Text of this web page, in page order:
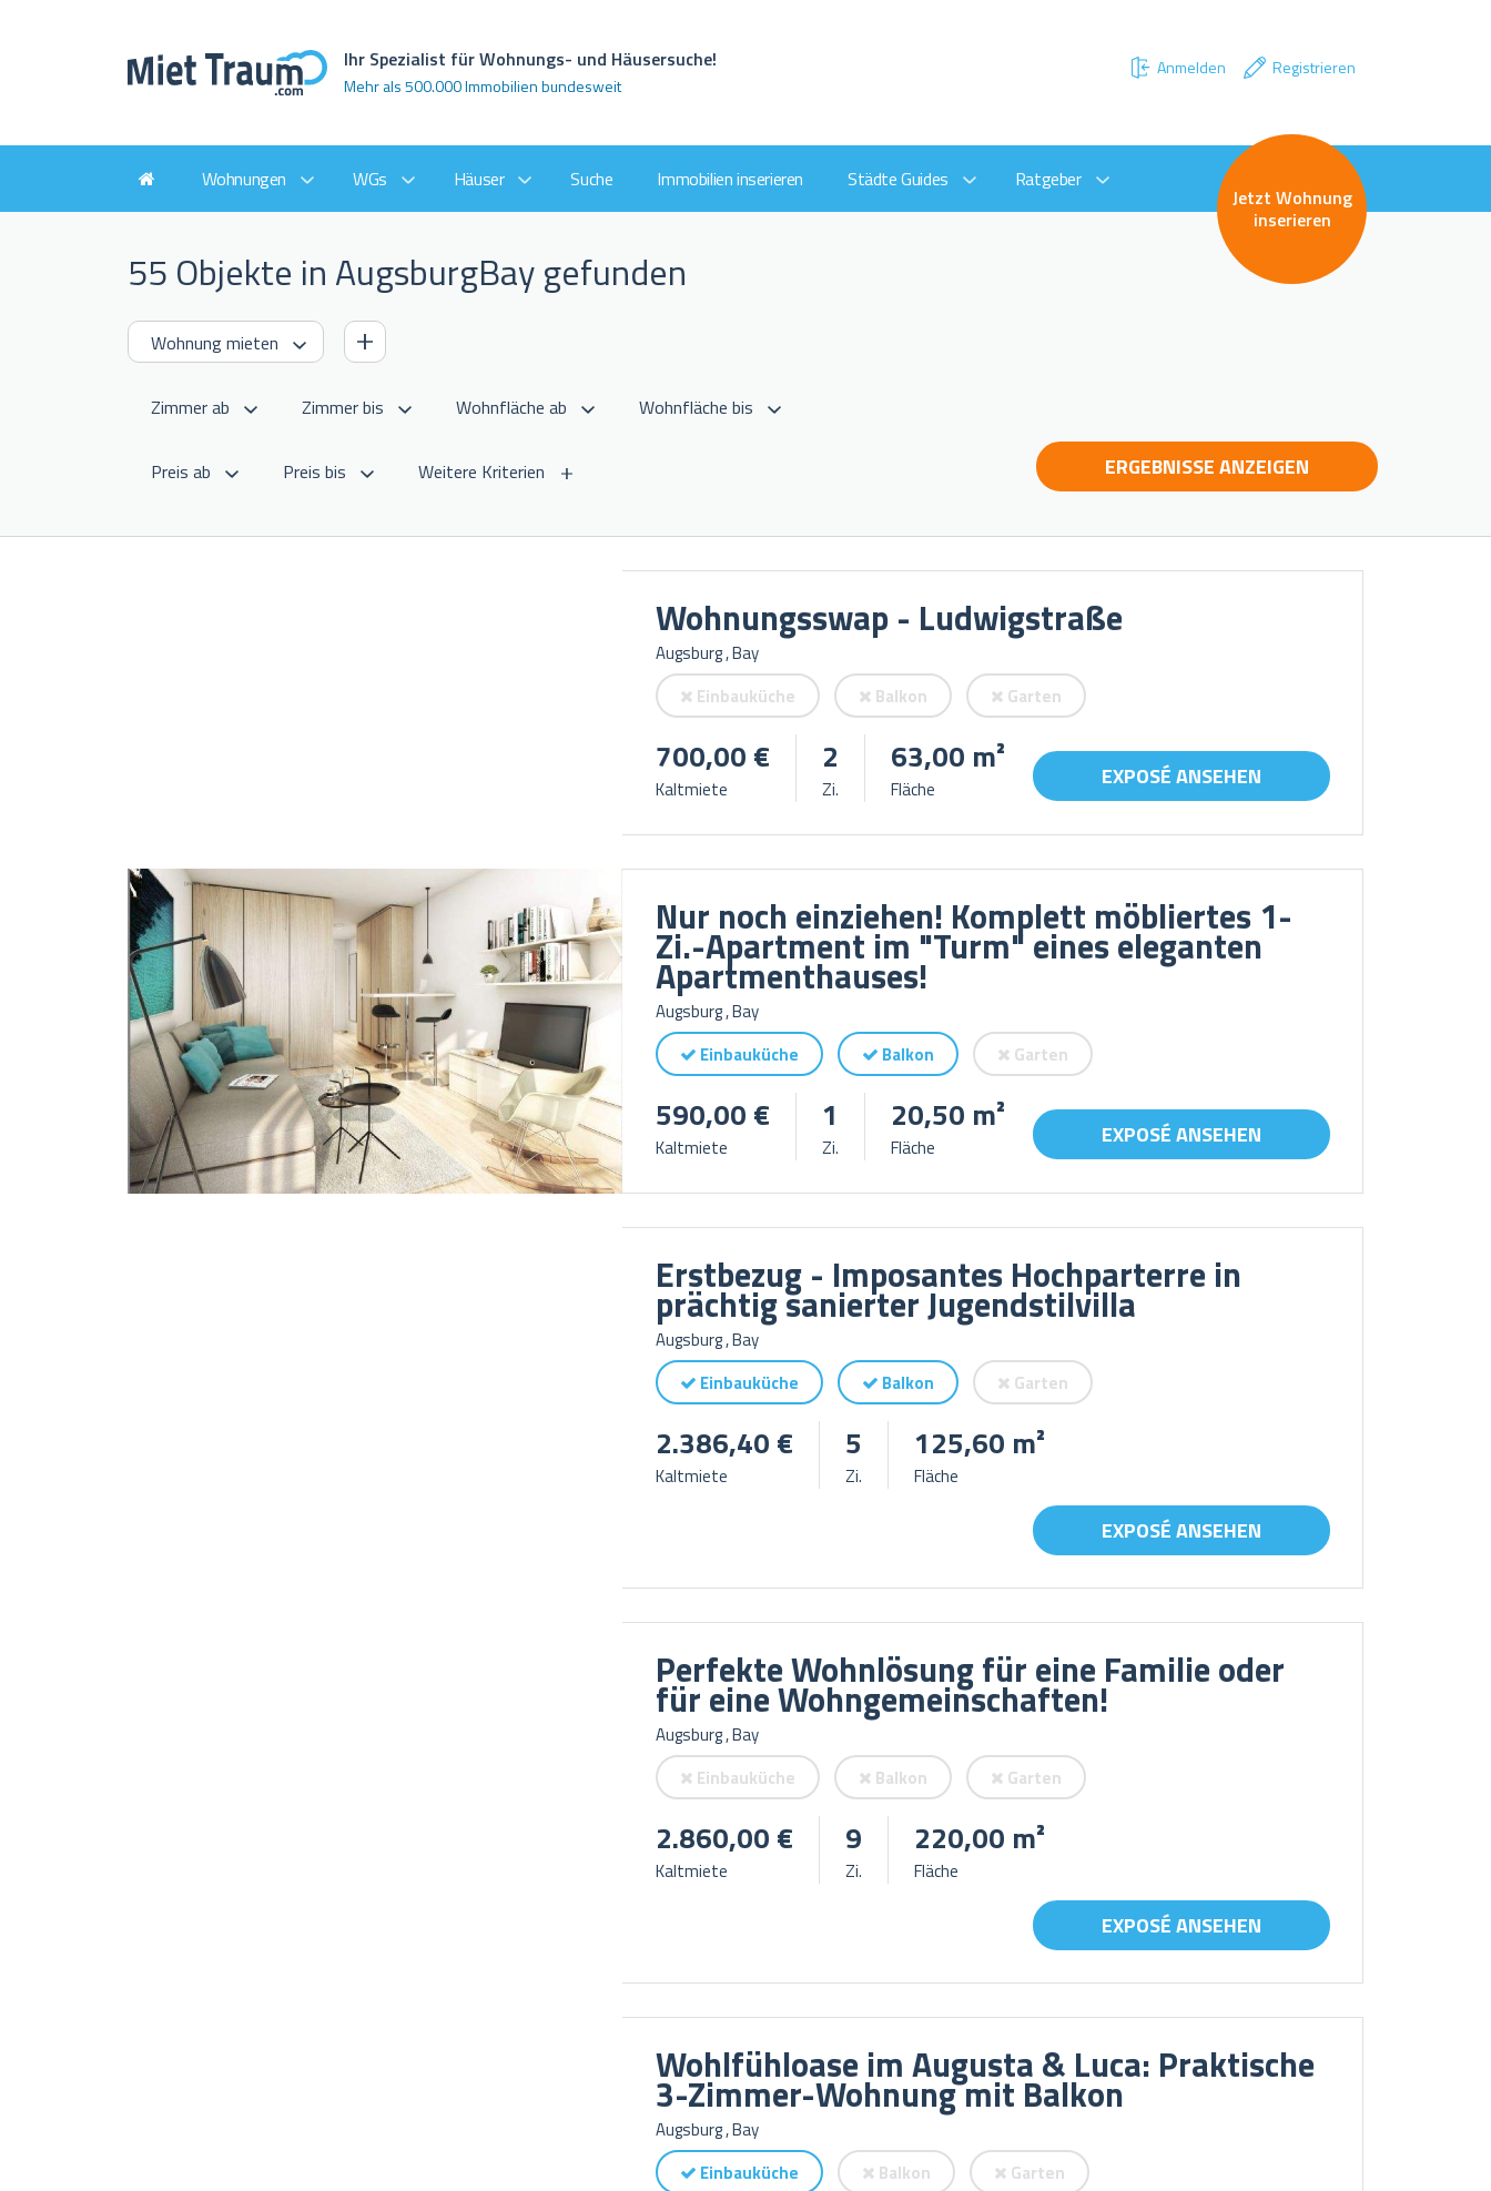
Ihr Spezialist für Wohnungs- und Häusersuche!
Mehr als 500.000 Immobilien bundesweit
Anmelden Registrieren
Wohnungen WGs Häuser Suche Immobilien inserieren Städte Guides Ratgeber
Jetzt Wohnung
inserieren
55 Objekte in AugsburgBay gefunden
Weitere Kriterien ERGEBNISSE ANZEIGEN
Wohnungsswap - Ludwigstraße
Augsburg , Bay
Einbauküche
Balkon Garten
700,00 €
Kaltmiete
2
Zi.
63,00 m²
Fläche EXPOSÉ ANSEHEN
Nur noch einziehen! Komplett möbliertes 1-
Zi.-Apartment im "Turm" eines eleganten
Apartmenthauses!
Augsburg , Bay
Einbauküche
Balkon Garten
590,00 €
Kaltmiete
1
Zi.
20,50 m²
Fläche EXPOSÉ ANSEHEN
Erstbezug - Imposantes Hochparterre in
prächtig sanierter Jugendstilvilla
Augsburg , Bay
Einbauküche
Balkon Garten
2.386,40 €
Kaltmiete
5
Zi.
125,60 m²
Fläche
EXPOSÉ ANSEHEN
Perfekte Wohnlösung für eine Familie oder
für eine Wohngemeinschaften!
Augsburg , Bay
Einbauküche
Balkon Garten
2.860,00 €
Kaltmiete
9
Zi.
220,00 m²
Fläche
EXPOSÉ ANSEHEN
Wohlfühloase im Augusta & Luca: Praktische
3-Zimmer-Wohnung mit Balkon
Augsburg , Bay
Einbauküche
Balkon Garten